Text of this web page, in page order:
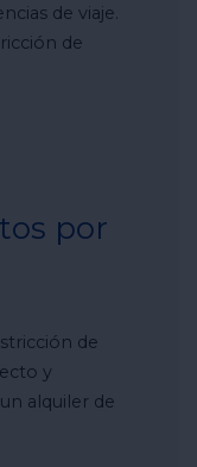
de viaje.
de
por
de
y
alquiler de